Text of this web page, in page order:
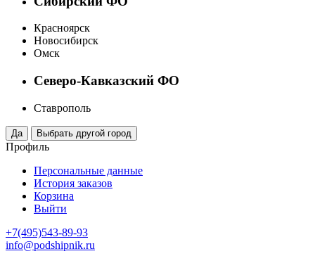
Красноярск
Новосибирск
Омск
Северо-Кавказский ФО
Ставрополь
Профиль
Персональные данные
История заказов
Корзина
Выйти
+7(495)543-89-93
info@podshipnik.ru